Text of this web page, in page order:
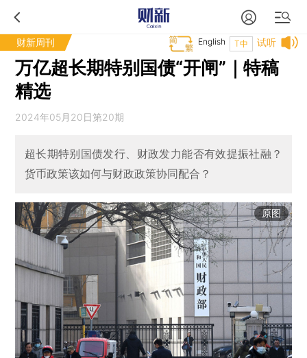
财新周刊 试听
T中
English
万亿超长期特别国债“开闸”｜特稿
精选
2024年05月20日第20期
超长期特别国债发行、财政发力能否有效提振社融？
货币政策该如何与财政政策协同配合？
原图